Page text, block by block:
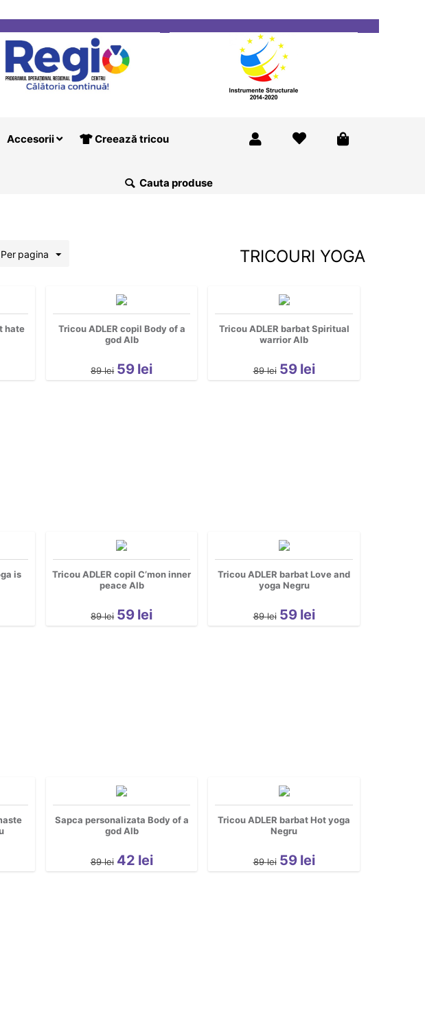
Accesorii Creează tricou
TRICOURI YOGA
pagina
hate
Tricou ADLER copil Body of a
god Alb
89 lei 59 lei
Tricou ADLER barbat Spiritual
warrior Alb
89 lei 59 lei
is
Tricou ADLER copil C’mon inner
peace Alb
89 lei 59 lei
Tricou ADLER barbat Love and
yoga Negru
89 lei 59 lei
Sapca personalizata Body of a
god Alb
89 lei 42 lei
Tricou ADLER barbat Hot yoga
Negru
89 lei 59 lei